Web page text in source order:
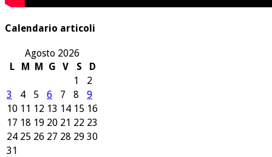
Calendario articoli
Agosto 2026
L
M M G V S
D
1
2
3
4 5 6 7 8
9
10 11 12 13 14 15 16
17 18 19 20 21 22 23
24 25 26 27 28 29 30
31